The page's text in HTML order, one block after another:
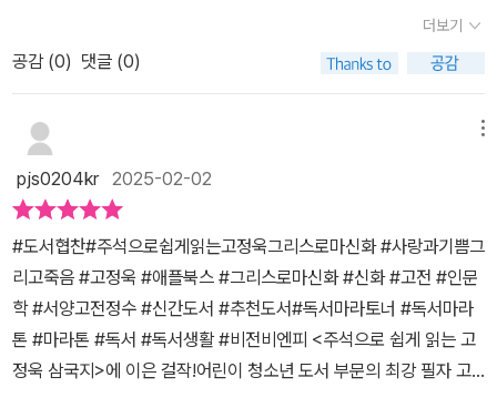
하지 말아라.'📍p84누군가의 마음을 억지로 살 수는 없는 법이다. 자
신을 두려워하는 상대를 쫓아가봤자 반감만 더 커질 뿐이다.📚3권에
국 목숨까지 잃는 인간 이야기.타인의 인정이 중요하지 않다는 주제
는 현대에서도 중요한 메시지를 전달한다.신의 은총을 자신의 욕심을
채우는데 쓰려 했던 인간 이야기.탐욕스럽고 무지했던 사람 이야기.
욕심만 부리다 신들의 노여움을 얻은 인간은 결국, 모든 것을 잃고서
야 후회하게 된다.아이들은 보통 자기가 먼저, 자기가 제일 좋은 것,
자기가 이기는 것에 열광한다. 욕심이 얼마나 큰 후회를 낳는지 이야
기를 통해 배우게 된다.마음을 얻는 일, 비밀을 지키는 일이 얼마나 힘
든 일인지 깨닫게 하는 이야기.신에게 도전한 인간 이야기.뮤즈, 오르
이었지만 그의 사랑에 하데스 신은 오르페우스의 수금 연주가 마음에
들어 그의 연주를 해주는 것으로 아내를 이승으로 보내주게 된다.하
지만 우리 인간은 왜 이리 어리석은 것일까?오르페우스는 신의 약속
대로 앞만 보고 연주를 하면 되었을 것을. 그러면 밝은 빛이 보이는 그
마음의 의심으로 고뇌를 하였다.그리고 끝내는....하지만 오르페우스
는 결국은 인간들에 의해 죽임을 당하게 되지만 그는 그 참혹함에 슬
픈 것이 아닌 행복함에 타르타로스로 달려간다.그리고 그는 그토록
보고 싶었던 사랑하는 아내를 저승에서 다시 만난다.그토록 사랑하는
음악도. 예술도 없는 저승이지만 그는 행복했다.제우스는 그 둘의 모
습을 보고 어떤 마음이 들었을까...책에서처럼 측은함이었을까. 아니
면 위대함일까. 아니면...... 이번 그리스 로마 신화 3권의 이야기 정
더보기
공감 (0) 댓글 (0)
pjs0204kr2025-02-02
#도서협찬#주석으로쉽게읽는고정욱그리스로마신화 #사랑과기쁨그
리고죽음 #고정욱 #애플북스 #그리스로마신화 #신화 #고전 #인문
학 #서양고전정수 #신간도서 #추천도서#독서마라토너 #독서마라
톤 #마라톤 #독서 #독서생활 #비전비엔피 <주석으로 쉽게 읽는 고
정욱 삼국지>에 이은 걸작!어린이 청소년 도서 부문의 최강 필자 고